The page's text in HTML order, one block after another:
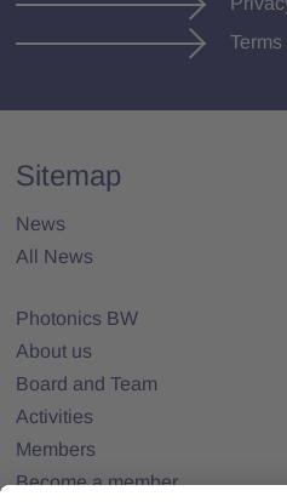
Sitemap
News
All News
Photonics BW
About us
Board and Team
Activities
Members
Become a member